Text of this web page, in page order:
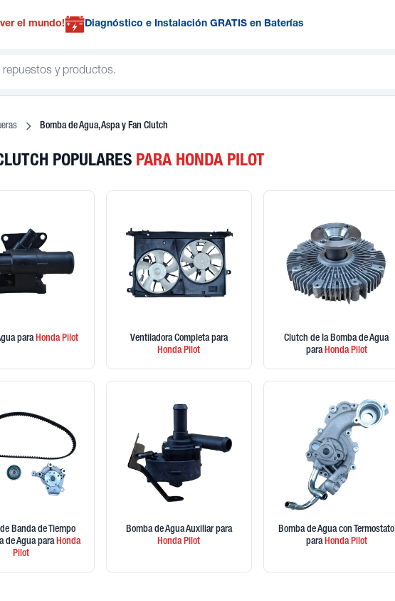
el mundo! Diagnóstico e Instalación GRATIS en Baterías
Bomba de Agua, Aspa y Fan Clutch
POPULARES PARA HONDA PILOT
paraHondaPilot Ventiladora Completa para
HondaPilot
Clutch de la Bomba de Agua
paraHondaPilot
Banda de Tiempo
de Aguapara Honda
Pilot
Bomba de Agua Auxiliarpara
HondaPilot
Bomba de Agua con Termostato
para HondaPilot